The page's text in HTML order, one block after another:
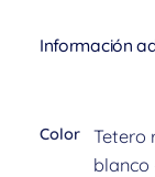
Información
Color
Tetero
blanco